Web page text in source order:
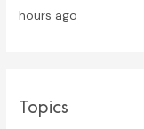
hours ago
Topics